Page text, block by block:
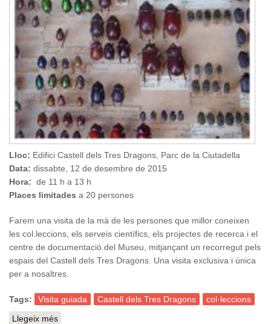
Lloc: Edifici Castell dels Tres Dragons, Parc de la Ciutadella
Data: dissabte, 12 de desembre de 2015
Hora: de 11 h a 13 h
Places limitades a 20 persones
Farem una visita de la mà de les persones que millor coneixen
les col.leccions, els serveis científics, els projectes de recerca i el
centre de documentació del Museu, mitjançant un recorregut pels
espais del Castell dels Tres Dragons. Una visita exclusiva i única
per a nosaltres.
Tags: Visita guiada Castell dels Tres Dragons
col·leccions
Llegeix més